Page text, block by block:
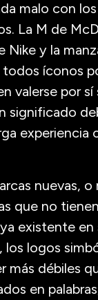
malo con
La M de
Nike y la
todos íconos
valerse por sí
significado
experiencia
nuevas, o
que no
existente en
los logos
más débiles
en